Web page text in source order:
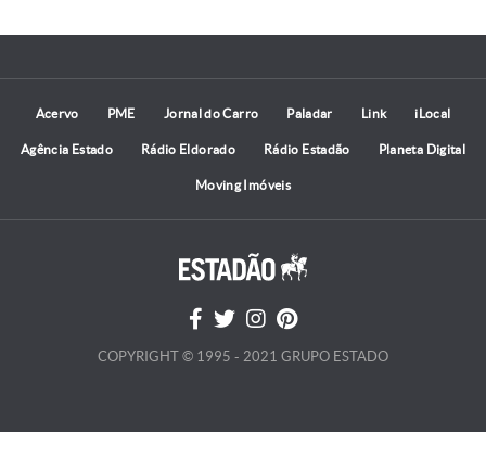
Acervo PME Jornal do Carro Paladar Link iLocal
Agência Estado Rádio Eldorado Rádio Estadão Planeta Digital
Moving Imóveis
COPYRIGHT © 1995 - 2021 GRUPO ESTADO